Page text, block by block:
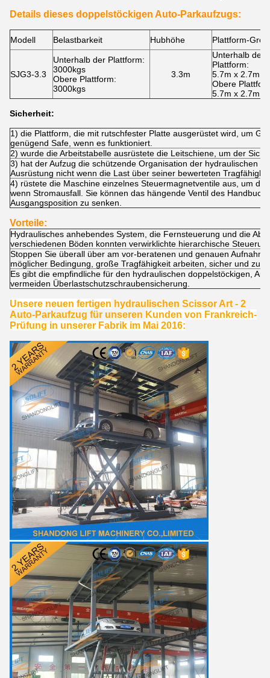
Details dieses doppelstöckigen Auto-Parkaufzugs:
Modell Belastbarkeit Hubhöhe Plattform-
SJG3-3.3
Unterhalb der Plattform:
3000kgs
Obere Plattform:
3000kgs
3.3m
Unterhalb der
Plattform:
5.7m x 2.7m
Obere
5.7m x 2.7m
Sicherheit:
1) die Plattform, die mit rutschfester Platte ausgerüstet wird, um
genügend Safe, wenn es funktioniert.
2) wurde die Arbeitstabelle ausrüstete die Leitschiene, um der
3) hat der Aufzug die schützende Organisation der hydraulischen
Ausrüstung nicht wenn die Last über seiner bewerteten
4) rüstete die Maschine einzelnes Steuermagnetventile aus, um
wenn Stromausfall. Sie können das hängende Ventil des
Ausgangsposition zu senken.
Vorteile:
Hydraulisches anhebendes System, die Fernsteuerung und die
verschiedenen Böden konnten verwirklichte hierarchische
Stoppen Sie überall über am vor-beratenen und genauen
möglicher Bedingung, große Tragfähigkeit arbeiten, sicher und
Es gibt die empfindliche für den hydraulischen doppelstöckigen
vermeiden Überlastschutzschraubensicherung.
Unsere neuen fertigen hydraulischen Scissor Art - 2
Auto-Parkaufzug für unseren Kunden von Frankreich-
Prüfung in unserer Fabrik im Mai 2016: